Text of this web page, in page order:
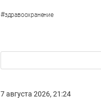
#здравоохранение
7 августа 2026, 21:24